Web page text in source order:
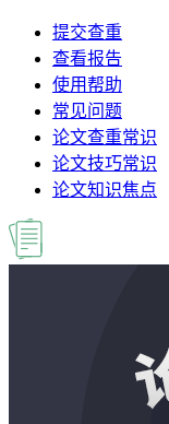
提交查重
查看报告
使用帮助
常见问题
论文查重常识
论文技巧常识
论文知识焦点